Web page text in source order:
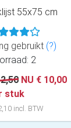
55x75 cm
gebruikt (?)
2
NU € 10,00
stuk
incl. BTW